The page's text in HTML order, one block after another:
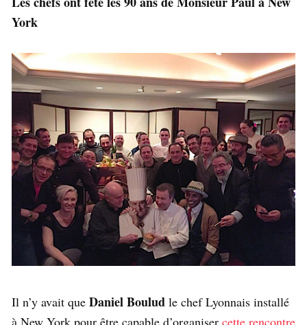
York
Il n’y avait que Daniel Boulud le chef Lyonnais installé
à New York pour être capable d’organiser cette rencontre